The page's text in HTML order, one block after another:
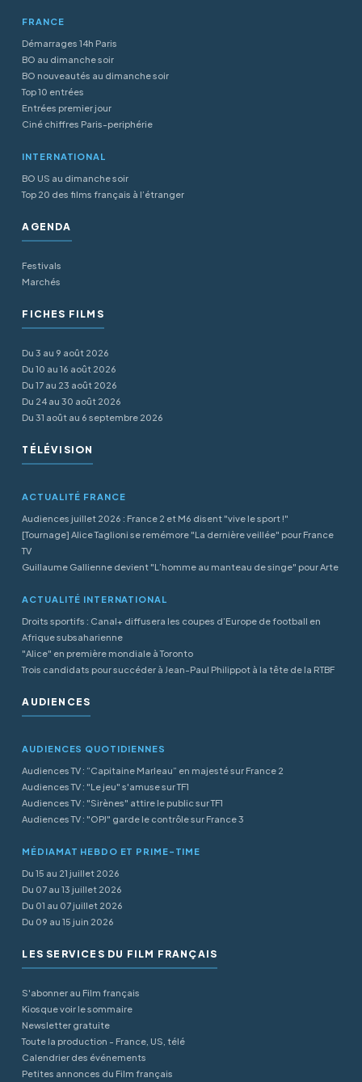
FRANCE
Démarrages 14h Paris
BO au dimanche soir
BO nouveautés au dimanche soir
Top 10 entrées
Entrées premier jour
Ciné chiffres Paris-periphérie
INTERNATIONAL
BO US au dimanche soir
Top 20 des films français à l’étranger
AGENDA
Festivals
Marchés
FICHES FILMS
Du 3 au 9 août 2026
Du 10 au 16 août 2026
Du 17 au 23 août 2026
Du 24 au 30 août 2026
Du 31 août au 6 septembre 2026
TÉLÉVISION
ACTUALITÉ FRANCE
Audiences juillet 2026 : France 2 et M6 disent "vive le sport !"
[Tournage] Alice Taglioni se remémore "La dernière veillée" pour France
TV
Guillaume Gallienne devient "L’homme au manteau de singe" pour Arte
ACTUALITÉ INTERNATIONAL
Droits sportifs : Canal+ diffusera les coupes d’Europe de football en
Afrique subsaharienne
"Alice" en première mondiale à Toronto
Trois candidats pour succéder à Jean-Paul Philippot à la tête de la RTBF
AUDIENCES
AUDIENCES QUOTIDIENNES
Audiences TV : “Capitaine Marleau” en majesté sur France 2
Audiences TV : "Le jeu" s'amuse sur TF1
Audiences TV : "Sirènes" attire le public sur TF1
Audiences TV : "OPJ" garde le contrôle sur France 3
MÉDIAMAT HEBDO ET PRIME-TIME
Du 15 au 21 juillet 2026
Du 07 au 13 juillet 2026
Du 01 au 07 juillet 2026
Du 09 au 15 juin 2026
LES SERVICES DU FILM FRANÇAIS
S'abonner au Film français
Kiosque voir le sommaire
Newsletter gratuite
Toute la production - France, US, télé
Calendrier des événements
Petites annonces du Film français